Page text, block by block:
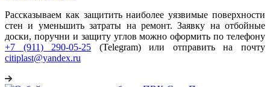
Рассказываем как защитить наиболее уязвимые поверхности
стен и уменьшить затраты на ремонт. Заявку на отбойные
доски, поручни и защиту углов можно оформить по телефону
+7 (911) 290-05-25 (Telegram) или отправить на почту
citiplast@yandex.ru